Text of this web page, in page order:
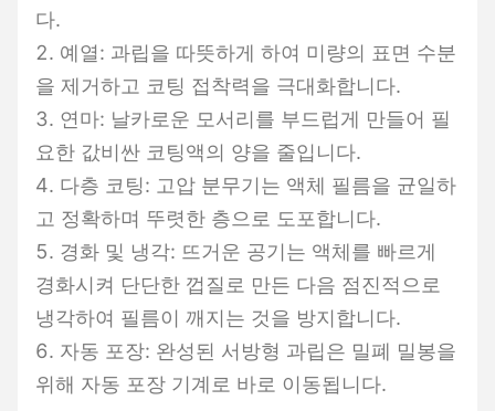
다.
2. 예열: 과립을 따뜻하게 하여 미량의 표면 수분
을 제거하고 코팅 접착력을 극대화합니다.
3. 연마: 날카로운 모서리를 부드럽게 만들어 필
요한 값비싼 코팅액의 양을 줄입니다.
4. 다층 코팅: 고압 분무기는 액체 필름을 균일하
고 정확하며 뚜렷한 층으로 도포합니다.
5. 경화 및 냉각: 뜨거운 공기는 액체를 빠르게
경화시켜 단단한 껍질로 만든 다음 점진적으로
냉각하여 필름이 깨지는 것을 방지합니다.
6. 자동 포장: 완성된 서방형 과립은 밀폐 밀봉을
위해 자동 포장 기계로 바로 이동됩니다.